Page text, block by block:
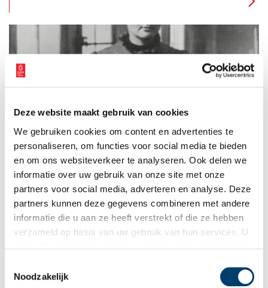
Deze website maakt gebruik van cookies
We gebruiken cookies om content en advertenties te
personaliseren, om functies voor social media te bieden
en om ons websiteverkeer te analyseren. Ook delen we
informatie over uw gebruik van onze site met onze
partners voor social media, adverteren en analyse. Deze
partners kunnen deze gegevens combineren met andere
informatie die u aan ze heeft verstrekt of die ze hebben
verzameld op basis van uw gebruik van hun services. U
Noodzakelijk
Marie Curie was één van die vrouwen waarvan je je afvraagt,
hoe kreeg ze het toch allemaal voor elkaar? Twee Nobelprijzen
op zak, twee dochters gebaard (waarvan er ééntje ook weer
een Nobelprijs won), en zelfs op latere leeftijd liep ze er nog
altijd stralend bij.